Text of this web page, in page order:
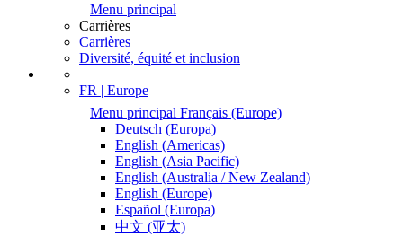
Menu principal
Carrières
Carrières
Diversité, équité et inclusion
FR | Europe
Menu principal Français (Europe)
Deutsch (Europa)
English (Americas)
English (Asia Pacific)
English (Australia / New Zealand)
English (Europe)
Español (Europa)
中文 (亚太)